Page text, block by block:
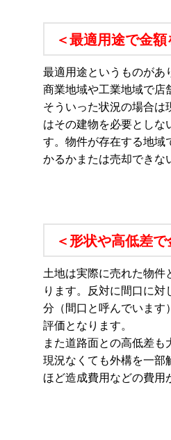
＜最適用途で金額
最適用途というものがあ
商業地域や工業地域で店
そういった状況の場合
はその建物を必要としな
す。物件が存在する地域
かるかまたは売却できな
＜形状や高低差
土地は実際に売れた物件
ります。反対に間口に
分（間口と呼んでいます
評価となります。
また道路面との高低差
現況なくても外構を一部
ほど造成費用などの費用